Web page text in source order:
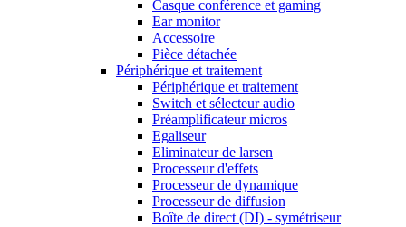
Casque conférence et gaming
Ear monitor
Accessoire
Pièce détachée
Périphérique et traitement
Périphérique et traitement
Switch et sélecteur audio
Préamplificateur micros
Egaliseur
Eliminateur de larsen
Processeur d'effets
Processeur de dynamique
Processeur de diffusion
Boîte de direct (DI) - symétriseur